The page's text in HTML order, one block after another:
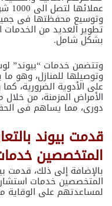
وتوسيع محفظتها فى جميع
تطوير العديد من الخدمات
بشكل شامل.
وتتضمن خدمات “بيوند”
وتوصيلها للمنازل، وهو
على الأدوية الضرورية،
الأمراض المزمنة، من خلال
دورى، مما يساهم فى
قدمت بيوند
المتخصصين
بالإضافة إلى ذلك، قدمت
المتخصصين خدمات
لمساعدتهم على الوقاية